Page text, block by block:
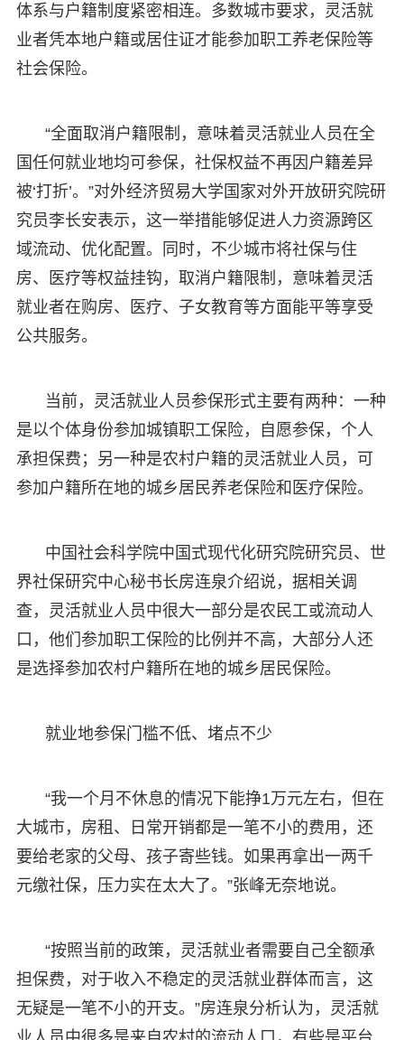
体系与户籍制度紧密相连。多数城市要求，灵活就
业者凭本地户籍或居住证才能参加职工养老保险等
社会保险。
“全面取消户籍限制，意味着灵活就业人员在全
国任何就业地均可参保，社保权益不再因户籍差异
被‘打折’。”对外经济贸易大学国家对外开放研究院研
究员李长安表示，这一举措能够促进人力资源跨区
域流动、优化配置。同时，不少城市将社保与住
房、医疗等权益挂钩，取消户籍限制，意味着灵活
就业者在购房、医疗、子女教育等方面能平等享受
公共服务。
当前，灵活就业人员参保形式主要有两种：一种
是以个体身份参加城镇职工保险，自愿参保，个人
承担保费；另一种是农村户籍的灵活就业人员，可
参加户籍所在地的城乡居民养老保险和医疗保险。
中国社会科学院中国式现代化研究院研究员、世
界社保研究中心秘书长房连泉介绍说，据相关调
查，灵活就业人员中很大一部分是农民工或流动人
口，他们参加职工保险的比例并不高，大部分人还
是选择参加农村户籍所在地的城乡居民保险。
就业地参保门槛不低、堵点不少
“我一个月不休息的情况下能挣1万元左右，但在
大城市，房租、日常开销都是一笔不小的费用，还
要给老家的父母、孩子寄些钱。如果再拿出一两千
元缴社保，压力实在太大了。”张峰无奈地说。
“按照当前的政策，灵活就业者需要自己全额承
担保费，对于收入不稳定的灵活就业群体而言，这
无疑是一笔不小的开支。”房连泉分析认为，灵活就